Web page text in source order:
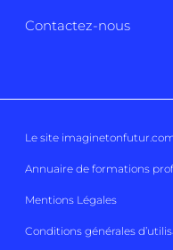
Contactez-nous
Le site
Annuaire de formations
Mentions Légales
Conditions générales